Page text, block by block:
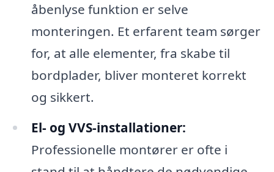
åbenlyse funktion er selve
monteringen. Et erfarent team sørger
for, at alle elementer, fra skabe til
bordplader, bliver monteret korrekt
og sikkert.
El- og VVS-installationer:
Professionelle montører er ofte i